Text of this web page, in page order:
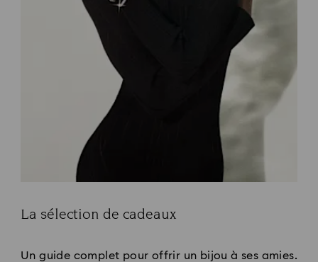
La sélection de cadeaux
Un guide complet pour offrir un bijou à ses amies.